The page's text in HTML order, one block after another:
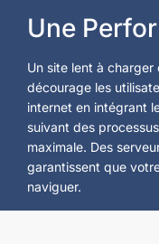
Une
Un site lent à
décourage les
internet en intégrant
suivant des
maximale. Des
garantissent que
naviguer.